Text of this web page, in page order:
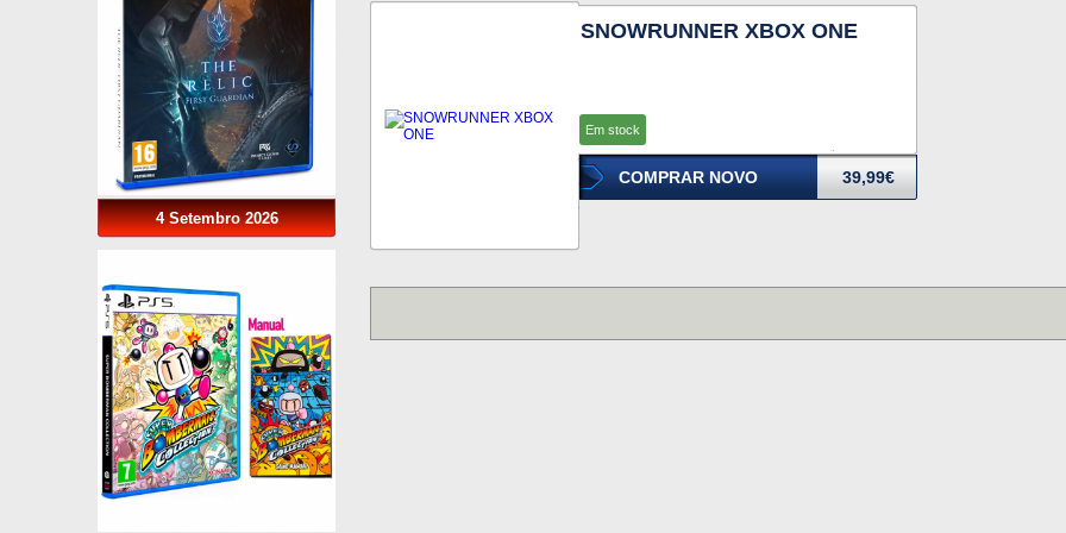
4 Setembro 2026
SNOWRUNNER XBOX ONE
Em stock
COMPRAR NOVO 39,99€